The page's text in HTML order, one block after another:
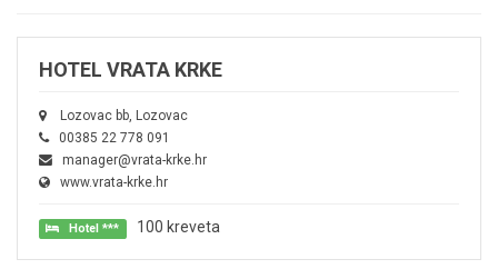
HOTEL VRATA KRKE
Lozovac bb, Lozovac
00385 22 778 091
manager@vrata-krke.hr
www.vrata-krke.hr
Hotel *** 100 kreveta